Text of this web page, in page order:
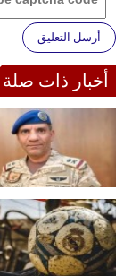
أرسل التعليق
أخبار ذات صلة